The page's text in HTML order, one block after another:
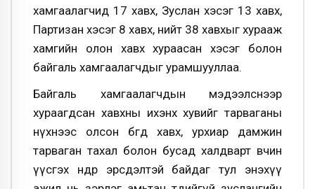
хамгаалагчид 17 хавх, Зуслан хэсэг 13 хавх,
Партизан хэсэг 8 хавх, нийт 38 хавхыг хурааж
хамгийн олон хавх хураасан хэсэг болон
байгаль хамгаалагчдыг урамшууллаа.
Байгаль хамгаалагчдын мэдээлснээр
хураагдсан хавхны ихэнх хувийг тарваганы
нүхнээс олсон бөгөөд хавх, урхиар дамжин
тарваган тахал болон бусад халдварт өвчин
үүсгэх өндөр эрсдэлтэй байдаг тул энэхүү